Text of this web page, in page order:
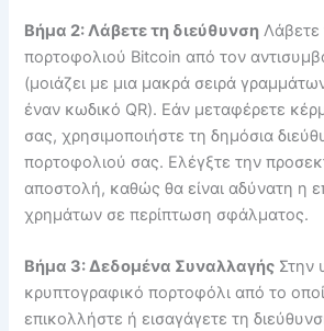
Βήμα 2: Λάβετε τη διεύθυνση Λάβετε
πορτοφολιού Bitcoin από τον
(μοιάζει με μια μακρά σειρά
έναν κωδικό QR). Εάν μεταφέρετε
σας, χρησιμοποιήστε τη δημόσια
πορτοφολιού σας. Ελέγξτε την
αποστολή, καθώς θα είναι αδύνατη η
χρημάτων σε περίπτωση σφάλματος.
Βήμα 3: Δεδομένα Συναλλαγής Στην
κρυπτογραφικό πορτοφόλι από το
επικολλήστε ή εισαγάγετε τη